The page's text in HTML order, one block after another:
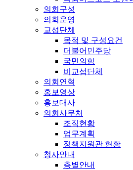
의회구성
의회운영
교섭단체
목적 및 구성요건
더불어민주당
국민의힘
비교섭단체
의회연혁
홍보영상
홍보대사
의회사무처
조직현황
업무계획
정책지원관 현황
청사안내
층별안내